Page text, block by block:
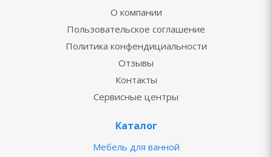
О компании
Пользовательское соглашение
Политика конфендициальности
Отзывы
Контакты
Сервисные центры
Каталог
Мебель для ванной